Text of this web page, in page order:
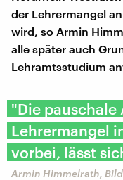
der Lehrermangel
wird, so Armin
alle später auch
Lehramtsstudium
"Die pauschale
Lehrermangel
vorbei, lässt
Armin Himmelrath,